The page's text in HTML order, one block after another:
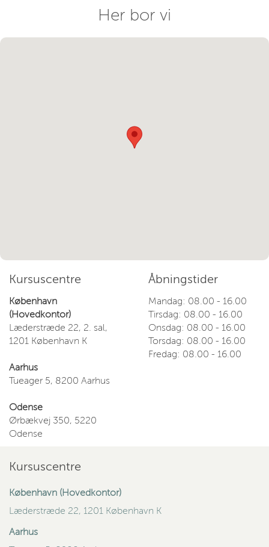
Her bor vi
Kursuscentre
København
(Hovedkontor)
Læderstræde 22, 2. sal,
1201 København K
Aarhus
Tueager 5, 8200 Aarhus
Odense
Ørbækvej 350, 5220
Odense
Åbningstider
Mandag: 08.00 - 16.00
Tirsdag: 08.00 - 16.00
Onsdag: 08.00 - 16.00
Torsdag: 08.00 - 16.00
Fredag: 08.00 - 16.00
Kursuscentre
København (Hovedkontor)
Læderstræde 22, 1201 København K
Aarhus